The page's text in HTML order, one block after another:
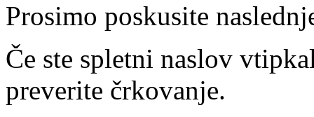
Prosimo poskusite
Če ste spletni naslov
preverite črkovanje.